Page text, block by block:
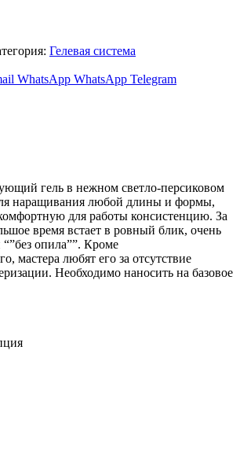
Гелевая система
WhatsApp WhatsApp Telegram
гель в нежном светло-персиковом
наращивания любой длины и формы,
для работы консистенцию. За
время встает в ровный блик, очень
опила””. Кроме
мастера любят его за отсутствие
Необходимо наносить на базовое